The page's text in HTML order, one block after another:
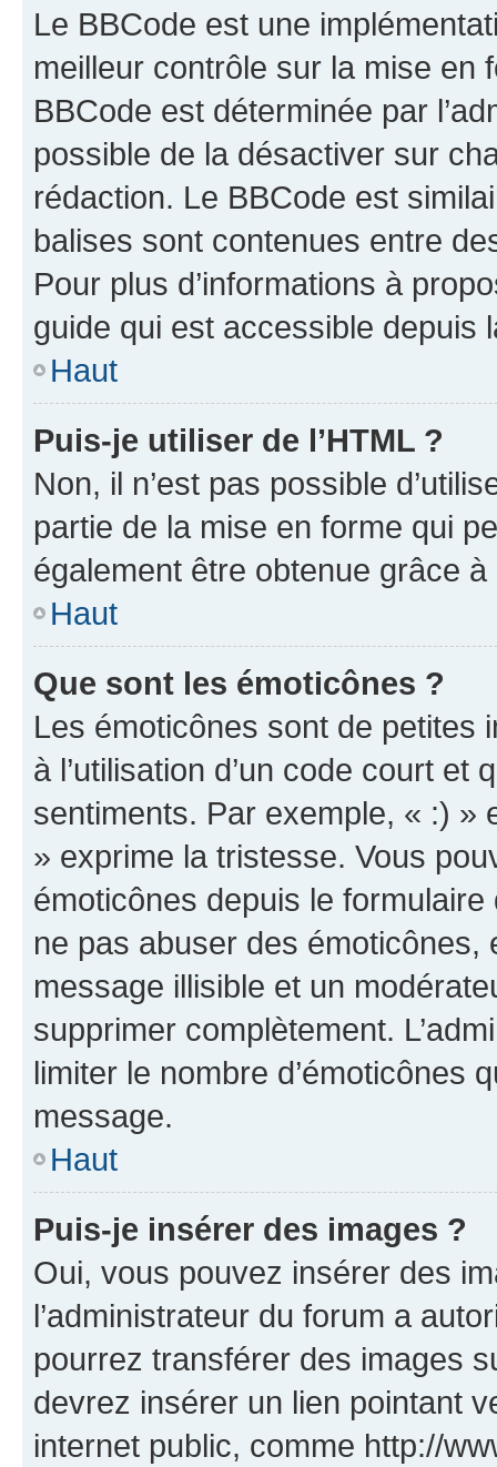
Le BBCode est une
meilleur contrôle sur la mise en
BBCode est déterminée par
possible de la désactiver sur
rédaction. Le BBCode est
balises sont contenues entre
Pour plus d’informations à
guide qui est accessible depuis
Haut
Puis-je utiliser de l’HTML ?
Non, il n’est pas possible
partie de la mise en forme qui
également être obtenue grâce à
Haut
Que sont les émoticônes ?
Les émoticônes sont de petites
à l’utilisation d’un code court et
sentiments. Par exemple, « :) »
» exprime la tristesse. Vous
émoticônes depuis le
ne pas abuser des
message illisible et un
supprimer complètement.
limiter le nombre d’émoticônes
message.
Haut
Puis-je insérer des images ?
Oui, vous pouvez insérer des
l’administrateur du forum a
pourrez transférer des images
devrez insérer un lien pointant
internet public, comme http://